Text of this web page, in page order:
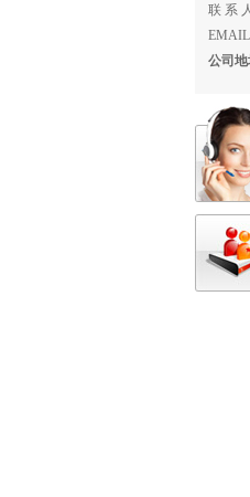
联 系
EMAIL
公司地